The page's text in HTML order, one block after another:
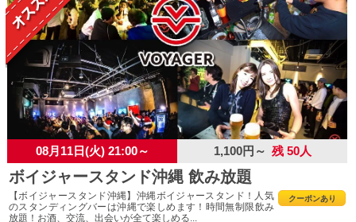
08月11日(火) 21:00～ 1,100円～ 残 50人
ボイジャースタンド沖縄 飲み放題
クーポンあり
【ボイジャースタンド沖縄】沖縄ボイジャースタンド！人気
のスタンディングバーは沖縄で楽しめます！時間無制限飲み
放題！お酒、交流、出会いが全て楽しめる...